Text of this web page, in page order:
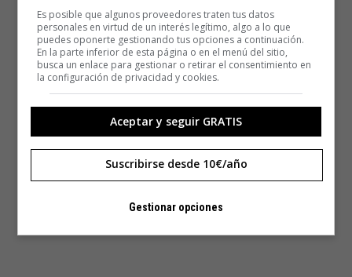
Es posible que algunos proveedores traten tus datos
personales en virtud de un interés legítimo, algo a lo que
puedes oponerte gestionando tus opciones a continuación.
En la parte inferior de esta página o en el menú del sitio,
busca un enlace para gestionar o retirar el consentimiento en
la configuración de privacidad y cookies.
Aceptar y seguir GRATIS
Suscribirse desde 10€/año
Gestionar opciones